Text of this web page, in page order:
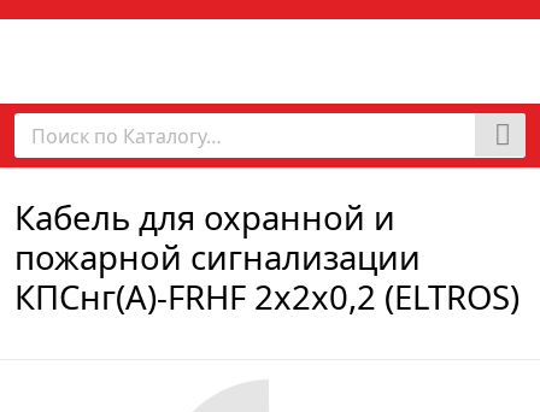
Кабель для охранной и
пожарной сигнализации
КПСнг(А)-FRHF 2х2х0,2 (ELTROS)